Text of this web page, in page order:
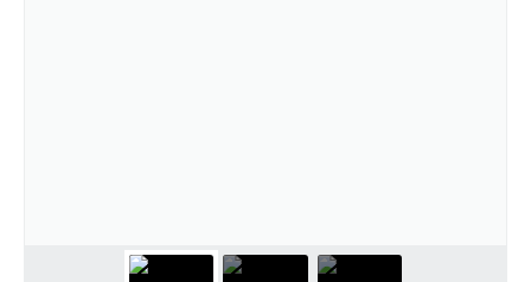
Projeto Nascente Viva